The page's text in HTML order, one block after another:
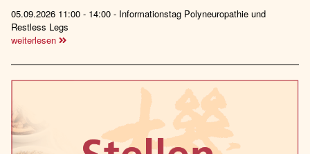
05.09.2026 11:00 - 14:00 - Informationstag Polyneuropathie und
Restless Legs
weiterlesen